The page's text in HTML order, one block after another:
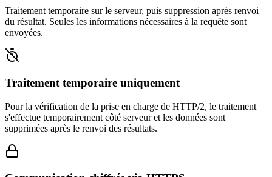
Traitement temporaire sur le serveur, puis suppression après renvoi
du résultat. Seules les informations nécessaires à la requête sont
envoyées.
Traitement temporaire uniquement
Pour la vérification de la prise en charge de HTTP/2, le traitement
s'effectue temporairement côté serveur et les données sont
supprimées après le renvoi des résultats.